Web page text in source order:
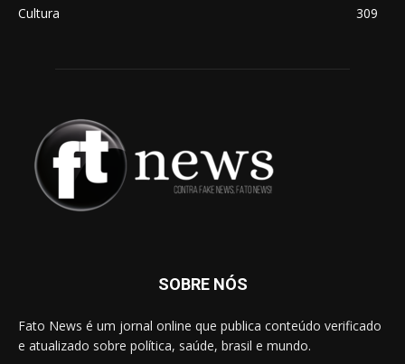
Cultura
309
SOBRE NÓS
Fato News é um jornal online que publica conteúdo verificado
e atualizado sobre política, saúde, brasil e mundo.